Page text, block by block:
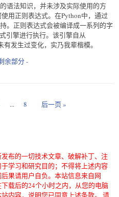
语法知识，并未涉及实际使用的方
用正则表达式。在Python中，通过
。正则表达式会被编译成一系列的字
引擎进行执行。该引擎自从
发生过变化，实乃我辈楷模。
余部分 -
... 8 后一页 »
布的一切技术文章、破解补丁、注
学习和研究目的；不得将上述内容
果请用户自负。本站信息来自网
载后的24个小时之内，从您的电脑
内容，说明您已同意上述条款。 请